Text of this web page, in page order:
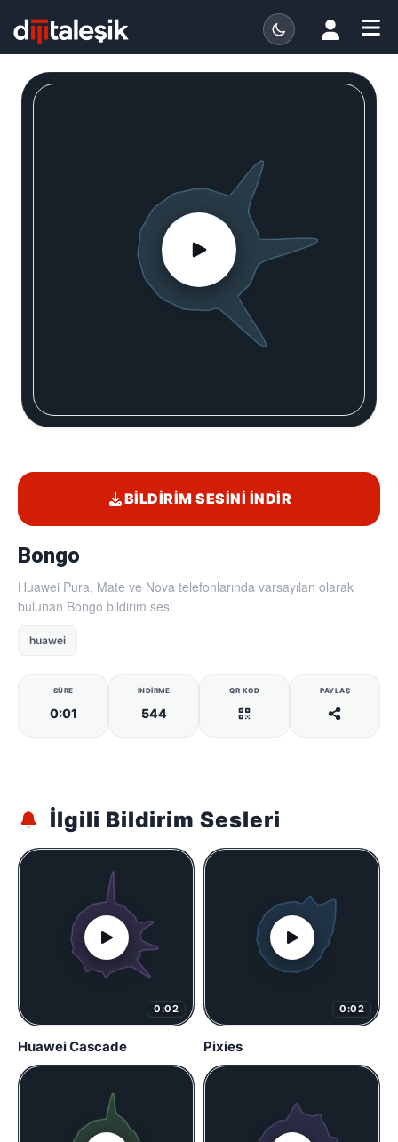
Bongo
Huawei Pura, Mate ve Nova telefonlarında varsayılan olarak
bulunan Bongo bildirim sesi.
huawei
SÜRE
0:01
İNDIRME
544
QR KOD PAYLAŞ
BILDIRIM SESINI İNDIR
İlgili Bildirim Sesleri
0:02
Huawei Cascade
0:02
Pixies